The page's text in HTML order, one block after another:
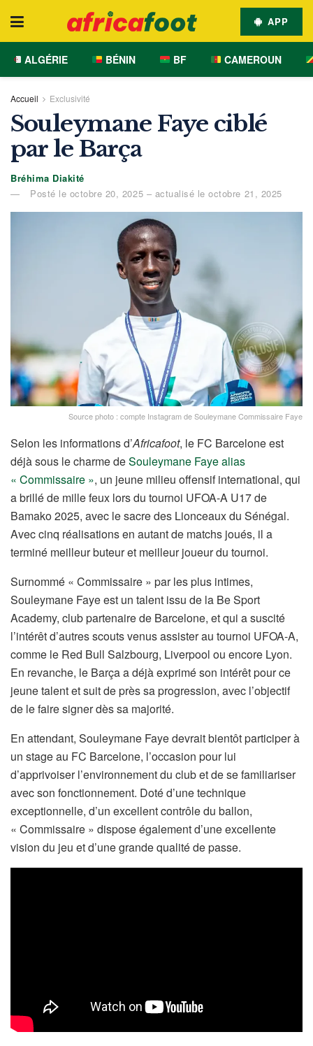
APP
ALGÉRIE BÉNIN BF CAMEROUN
Accueil Exclusivité
Souleymane Faye ciblé
par le Barça
Bréhima Diakité
Posté le octobre 20, 2025 – actualisé le octobre 21, 2025
Source photo : compte Instagram de Souleymane Commissaire Faye
Selon les informations d’Africafoot, le FC Barcelone est
déjà sous le charme deSouleymane Faye alias
« Commissaire », un jeune milieu offensif international, qui
a brillé de mille feux lors du tournoi UFOA-A U17 de
Bamako 2025, avec le sacre des Lionceaux du Sénégal.
Avec cinq réalisations en autant de matchs joués, il a
terminé meilleur buteur et meilleur joueur du tournoi.
Surnommé « Commissaire » par les plus intimes,
Souleymane Faye est un talent issu de la Be Sport
Academy, club partenaire de Barcelone, et qui a suscité
l’intérêt d’autres scouts venus assister au tournoi UFOA-A,
comme le Red Bull Salzbourg, Liverpool ou encore Lyon.
En revanche, le Barça a déjà exprimé son intérêt pour ce
jeune talent et suit de près sa progression, avec l’objectif
de le faire signer dès sa majorité.
En attendant, Souleymane Faye devrait bientôt participer à
un stage au FC Barcelone, l’occasion pour lui
d’apprivoiser l’environnement du club et de se familiariser
avec son fonctionnement. Doté d’une technique
exceptionnelle, d’un excellent contrôle du ballon,
« Commissaire » dispose également d’une excellente
vision du jeu et d’une grande qualité de passe.